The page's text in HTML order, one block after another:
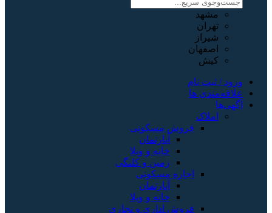
مشهد
تهران
شیراز
اصفهان
کیش
ورود / ثبت نام
علاقه‌مندی ها
آگهی‌ها
املاک
فروش مسکونی
آپارتمان
خانه و ویلا
زمین و کلنگی
اجاره مسکونی
آپارتمان
خانه و ویلا
فروش اداری و تجاری